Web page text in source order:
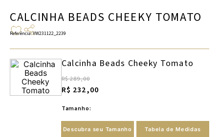
CALCINHA BEADS CHEEKY TOMATO
Referência:VW231122_2239
Calcinha Beads Cheeky Tomato
R$ 289,00
R$ 232,00
Tamanho:
Descubra seu Tamanho Tabela de Medidas